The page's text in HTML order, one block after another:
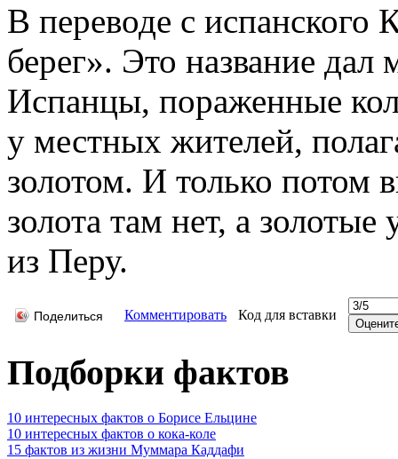
В переводе с испанского
берег». Это название
Испанцы, пораженные
у местных жителей,
золотом. И только потом
золота там нет, а
из Перу.
Поделиться Комментировать Код для вставки
Подборки фактов
10 интересных фактов о Борисе Ельцине
10 интересных фактов о кока-коле
15 фактов из жизни Муммара Каддафи